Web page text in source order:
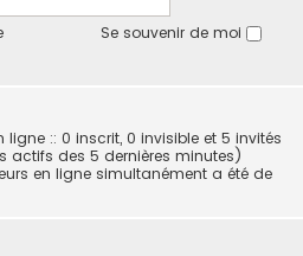
Se souvenir de moi
ligne :: 0 inscrit, 0 invisible et 5 invités
actifs des 5 dernières minutes)
en ligne simultanément a été de